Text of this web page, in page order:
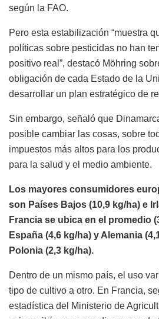
según la FAO.
Pero esta estabilización “muestra
políticas sobre pesticidas no han
positivo real”, destacó Möhring
obligación de cada Estado de la
desarrollar un plan estratégico de
Sin embargo, señaló que
posible cambiar las cosas, sobre
impuestos más altos para los
para la salud y el medio ambiente.
Los mayores consumidores
son Países Bajos (10,9 kg/ha) e
Francia se ubica en el promedio
España (4,6 kg/ha) y Alemania
Polonia (2,3 kg/ha).
Dentro de un mismo país, el uso
tipo de cultivo a otro. En Francia,
estadística del Ministerio de